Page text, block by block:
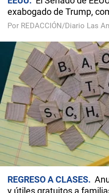
exabogado de Trump,
Por REDACCIÓN/Diario Las
REGRESO A CLASES
y útiles gratuitos a